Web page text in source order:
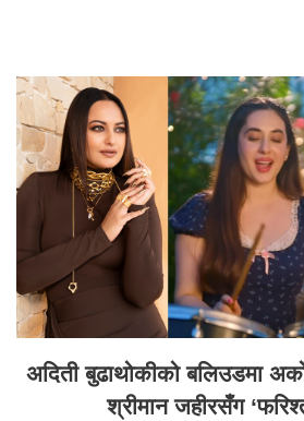
अदिती बुढाथोकीको बलिउडमा
श्रीमान जहीरसँग